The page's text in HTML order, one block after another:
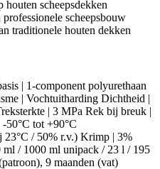
scheepsdekken
scheepsbouw
traditionele houten dekken
| 1-component polyurethaan
| Vochtuitharding Dichtheid |
| 3 MPa Rek bij breuk |
50°C tot +90°C
/ 50% r.v.) Krimp | 3%
/ 1000 ml unipack / 23 l / 195
9 maanden (vat)